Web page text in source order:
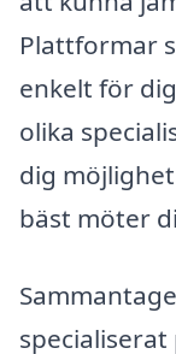
Plattformar
enkelt för
olika
dig
bäst möter